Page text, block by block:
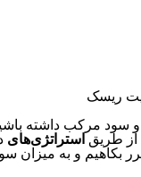
مرکب داشته
از طریق استراتژی‌های
بکاهیم و به میزان